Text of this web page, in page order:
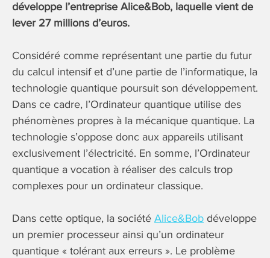
développe l’entreprise Alice&Bob, laquelle vient de
lever 27 millions d’euros.
Considéré comme représentant une partie du futur
du calcul intensif et d’une partie de l’informatique, la
technologie quantique poursuit son développement.
Dans ce cadre, l’Ordinateur quantique utilise des
phénomènes propres à la mécanique quantique. La
technologie s’oppose donc aux appareils utilisant
exclusivement l’électricité. En somme, l’Ordinateur
quantique a vocation à réaliser des calculs trop
complexes pour un ordinateur classique.
Dans cette optique, la société Alice&Bob développe
un premier processeur ainsi qu’un ordinateur
quantique « tolérant aux erreurs ». Le problème